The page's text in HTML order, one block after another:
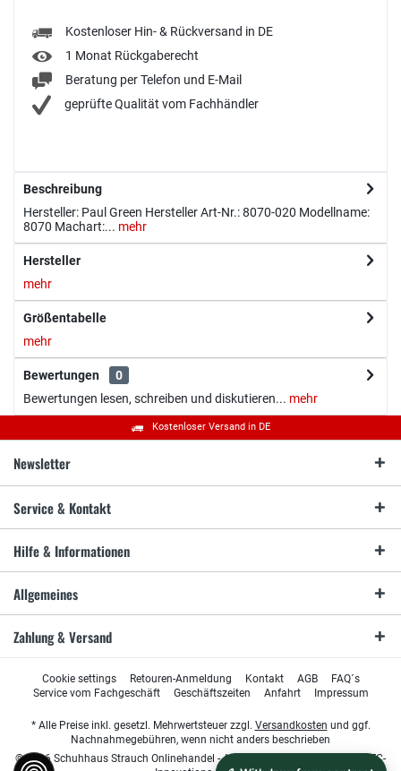
Kostenloser Hin- & Rückversand in DE
1 Monat Rückgaberecht
Beratung per Telefon und E-Mail
geprüfte Qualität vom Fachhändler
Beschreibung
Hersteller: Paul Green Hersteller Art-Nr.: 8070-020 Modellname:
8070 Machart:... mehr
Hersteller
mehr
Größentabelle
mehr
Bewertungen
0
Bewertungen lesen, schreiben und diskutieren... mehr
Kostenloser Versand in DE
Newsletter
Service & Kontakt
Hilfe & Informationen
Allgemeines
Zahlung & Versand
Cookie settings Retouren-Anmeldung Kontakt AGB
FAQ´s
Service vom Fachgeschäft
Geschäftszeiten Anfahrt Impressum
* Alle Preise inkl. gesetzl. Mehrwertsteuer zzgl. Versandkosten und ggf.
Nachnahmegebühren, wenn nicht anders beschrieben
© 2026 Schuhhaus Strauch Onlinehandel - All Rights Reserved. Design by
TC-